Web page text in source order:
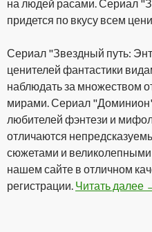
на людей расами. Сериал
придется по вкусу всем
Сериал "Звездный путь:
ценителей фантастики
наблюдать за множеством
мирами. Сериал
любителей фэнтези и
отличаются
сюжетами и
нашем сайте в отличном
регистрации. Читать далее